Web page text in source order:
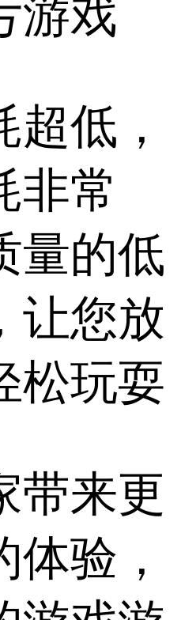
游戏
低，
非常
量的低
让您放
松玩耍
带来更
验，